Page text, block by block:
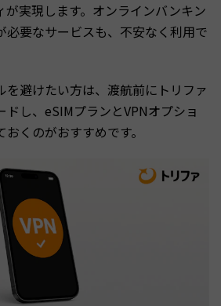
が実現します。オンラインバンキン
必要なサービスも、不安なく利用で
を避けたい方は、渡航前にトリファ
ドし、eSIMプランとVPNオプショ
くのがおすすめです。